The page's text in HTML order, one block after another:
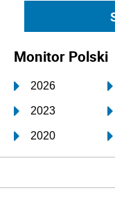
Monitor Polski
2026
2023
2020
2017
2014